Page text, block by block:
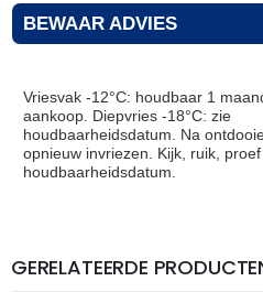
BEWAAR ADVIES
Vriesvak -12°C: houdbaar 1
aankoop. Diepvries -18°C: zie
houdbaarheidsdatum. Na
opnieuw invriezen. Kijk, ruik,
houdbaarheidsdatum.
GERELATEERDE
THT:
17-